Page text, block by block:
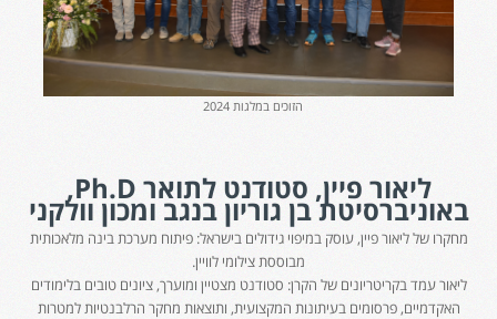
הזוכים במלגות 2024
ליאור פיין, סטודנט לתואר Ph.D,
באוניברסיטת בן גוריון בנגב ומכון וולקני
מחקרו של ליאור פיין, עוסק במיפוי גידולים בישראל: פיתוח מערכת בינה מלאכותית
מבוססת צילומי לוויין.
ליאור עמד בקריטריונים של הקרן: סטודנט מצטיין ומוערך, ציונים טובים בלימודים
האקדמיים, פרסומים בעיתונות המקצועית, ותוצאות מחקר הרלבנטיות למטרות